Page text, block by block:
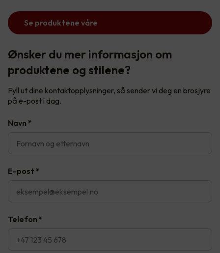
Se produktene våre
Ønsker du mer informasjon om
produktene og stilene?
Fyll ut dine kontaktopplysninger, så sender vi deg en brosjyre
på e-post i dag.
Navn *
E-post *
Telefon *